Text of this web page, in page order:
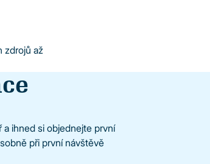
zdrojů až
a ihned si objednejte první
při první návštěvě